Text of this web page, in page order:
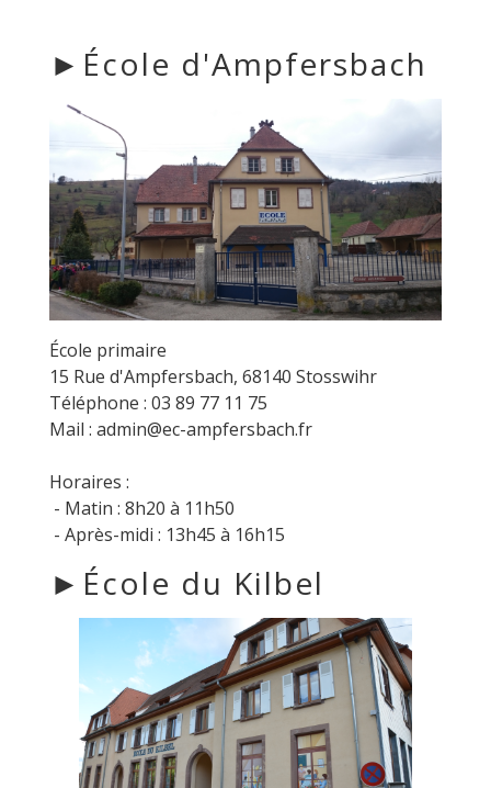
►École d'Ampfersbach
École primaire
15 Rue d'Ampfersbach, 68140 Stosswihr
Téléphone : 03 89 77 11 75
Mail : admin@ec-ampfersbach.fr
Horaires :
- Matin : 8h20 à 11h50
- Après-midi : 13h45 à 16h15
►École du Kilbel